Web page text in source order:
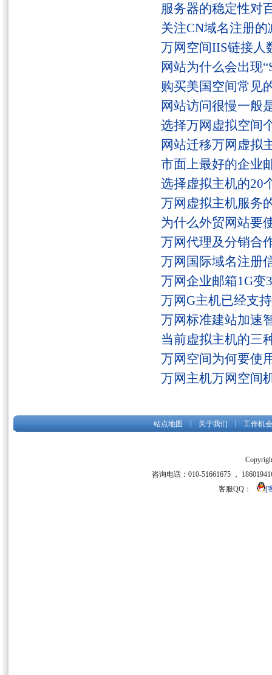
服务器的稳定性对
关注CN域名注册
万网空间IIS链接人
网站为什么会出现
购买美国空间常见
网站访问很慢一般
选择万网虚拟空间
网站迁移万网虚拟
市面上最好的企业
选择虚拟主机的20
万网虚拟主机服务
为什么外贸网站要
万网代理及分销合
万网国际域名注册
万网企业邮箱1G变
万网G主机已经支
万网标准建站加速
当前虚拟主机的三
万网空间为何要使
万网主机万网空间
站点地图 关于我们 工作机会
咨询电话：010-51661675 ，
客服QQ：
[